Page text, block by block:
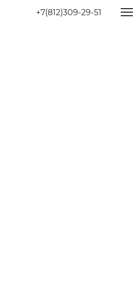
+7(812)309-29-51